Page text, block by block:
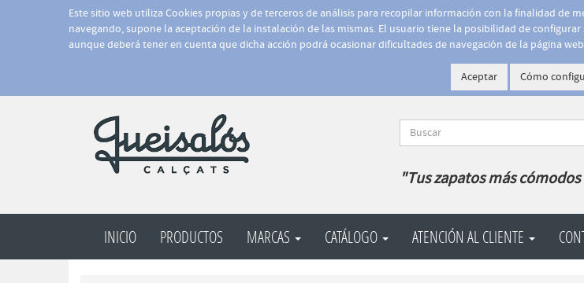
Este sitio web utiliza Cookies propias y de terceros de análisis para recopilar información con la finalidad de
navegando, supone la aceptación de la instalación de las mismas. El usuario tiene la posibilidad de
aunque deberá tener en cuenta que dicha acción podrá ocasionar dificultades de navegación de la página web
Aceptar Cómo
"Tus zapatos más
INICIO PRODUCTOS MARCAS CATÁLOGO ATENCIÓN AL CLIENTE